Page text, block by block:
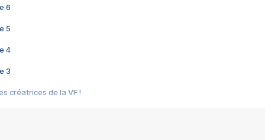
6
5
4
3
créatrices de la VF !